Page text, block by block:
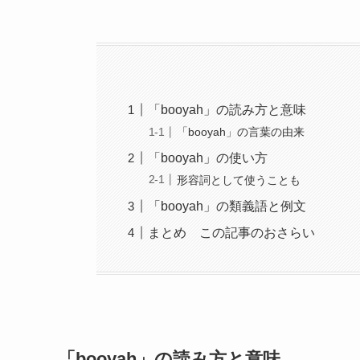
「booyah」の読み方と意味
「booyah」の言葉の由来
「booyah」の使い方
形容詞として使うことも
「booyah」の類義語と例文
まとめ この記事のおさらい